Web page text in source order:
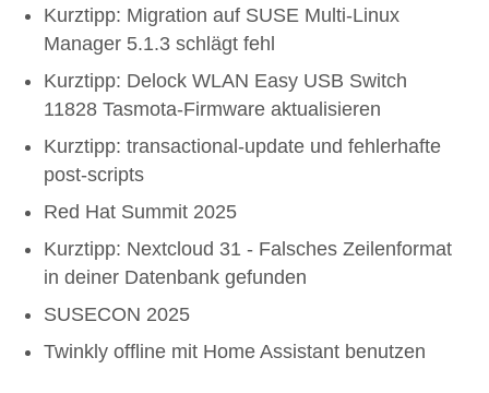
Kurztipp: Migration auf SUSE Multi-Linux
Manager 5.1.3 schlägt fehl
Kurztipp: Delock WLAN Easy USB Switch
11828 Tasmota-Firmware aktualisieren
Kurztipp: transactional-update und fehlerhafte
post-scripts
Red Hat Summit 2025
Kurztipp: Nextcloud 31 - Falsches Zeilenformat
in deiner Datenbank gefunden
SUSECON 2025
Twinkly offline mit Home Assistant benutzen